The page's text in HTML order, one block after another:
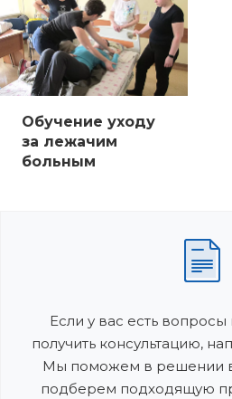
Обучение уходу
за лежачим
больным
Если у вас есть
получить консультацию,
Мы поможем в решении
подберем подходящую